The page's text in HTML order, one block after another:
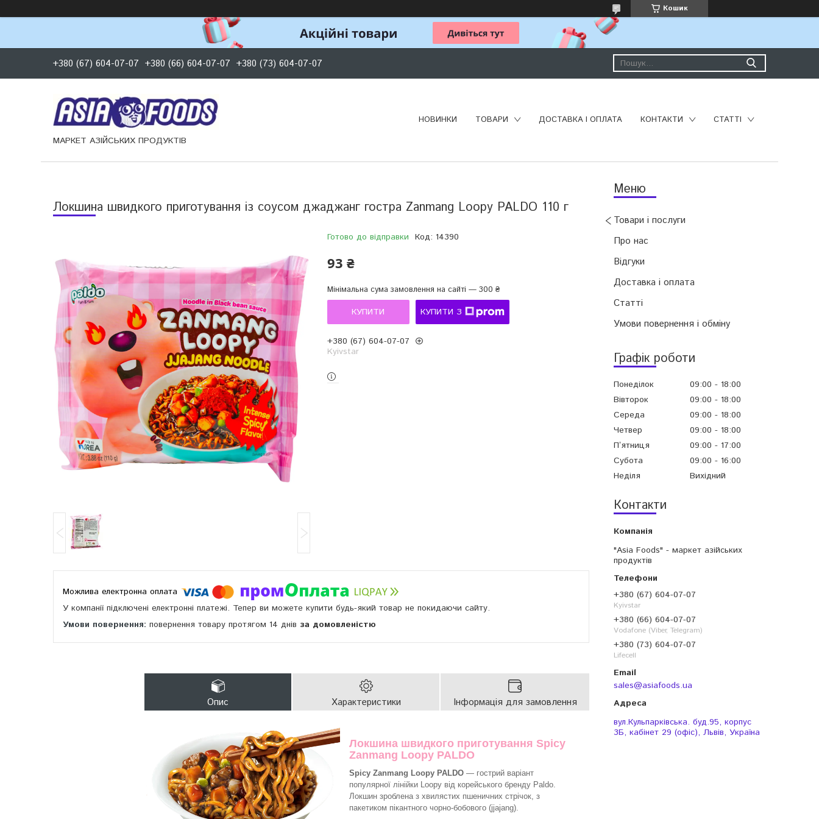
Кошик
+380 (67) 604-07-07 +380 (66) 604-07-07 +380 (73) 604-07-07
МАРКЕТ АЗІЙСЬКИХ ПРОДУКТІВ
НОВИНКИ ТОВАРИ ДОСТАВКА І ОПЛАТА КОНТАКТИ СТАТТІ
Товари і послуги
Про нас
Відгуки
Доставка і оплата
Статті
Умови повернення і обміну
Графік роботи
Понеділок 09:00
18:00
Вівторок
09:00
18:00
Середа
09:00
18:00
Четвер
09:00
18:00
Пʼятниця
09:00
17:00
Субота
09:00
16:00
Неділя
Вихідний
Контакти
"Asia Foods" - маркет азійських
продуктів
+380 (67) 604-07-07
Kyivstar
+380 (66) 604-07-07
Vodafone (Viber, Telegram)
+380 (73) 604-07-07
Lifecell
sales@asiafoods.ua
вул.Кульпарківська. буд.95, корпус
3Б, кабінет 29 (офіс), Львів, Україна
Локшина швидкого приготування із соусом джаджанг гостра Zanmang Loopy PALDO 110 г
Готово до відправки Код: 14390
93 ₴
Мінімальна сума замовлення на сайті — 300 ₴
КУПИТИ КУПИТИ З
+380 (67) 604-07-07
Kyivstar
У компанії підключені електронні платежі. Тепер ви можете купити будь-який товар не покидаючи сайту.
повернення товару протягом 14 днів за домовленістю
Опис Характеристики Інформація для замовлення
Локшина швидкого приготування Spicy
Zanmang Loopy PALDO
Spicy Zanmang Loopy PALDO — гострий варіант
популярної лінійки Loopy від корейського бренду Paldo.
Локшин зроблена з хвилястих пшеничних стрічок, з
пакетиком пікантного чорно-бобового (jjajang).